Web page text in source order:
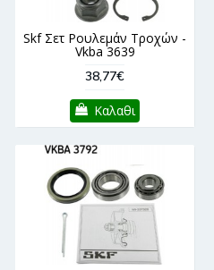
Skf Σετ Ρουλεμάν Τροχών -
Vkba 3639
38,77€
Καλαθι